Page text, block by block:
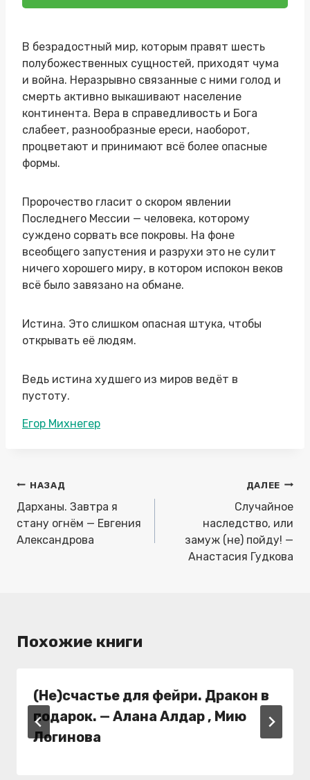
В безрадостный мир, которым правят шесть
полубожественных сущностей, приходят чума
и война. Неразрывно связанные с ними голод и
смерть активно выкашивают население
континента. Вера в справедливость и Бога
слабеет, разнообразные ереси, наоборот,
процветают и принимают всё более опасные
формы.
Пророчество гласит о скором явлении
Последнего Мессии — человека, которому
суждено сорвать все покровы. На фоне
всеобщего запустения и разрухи это не сулит
ничего хорошего миру, в котором испокон веков
всё было завязано на обмане.
Истина. Это слишком опасная штука, чтобы
открывать её людям.
Ведь истина худшего из миров ведёт в
пустоту.
Метки
Егор Михнегер
Навигация
по
записям
НАЗАД
Дарханы. Завтра я
стану огнём — Евгения
Александрова
ДАЛЕЕ
Случайное
наследство, или
замуж (не) пойду! —
Анастасия Гудкова
Похожие книги
(Не)счастье для фейри. Дракон в
подарок. — Алана Алдар , Мию
Логинова